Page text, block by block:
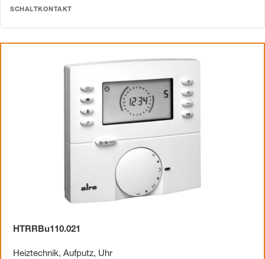
SCHALTKONTAKT
HTRRBu110.021
Heiztechnik, Aufputz, Uhr